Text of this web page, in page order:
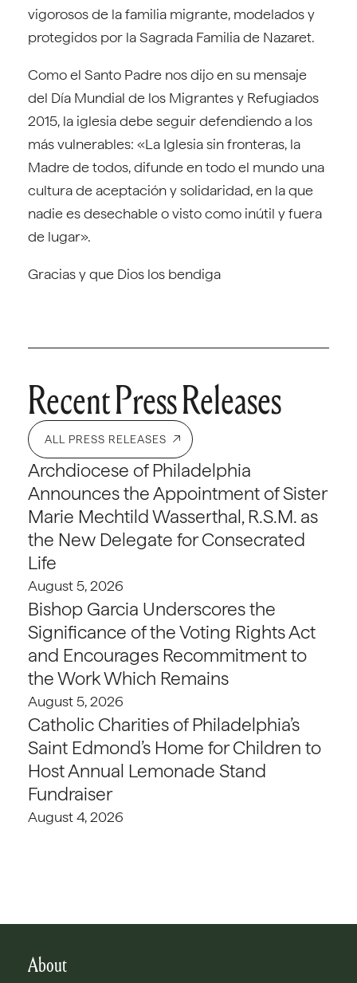
vigorosos de la familia migrante, modelados y
protegidos por la Sagrada Familia de Nazaret.
Como el Santo Padre nos dijo en su mensaje
del Día Mundial de los Migrantes y Refugiados
2015, la iglesia debe seguir defendiendo a los
más vulnerables: «La Iglesia sin fronteras, la
Madre de todos, difunde en todo el mundo una
cultura de aceptación y solidaridad, en la que
nadie es desechable o visto como inútil y fuera
de lugar».
Gracias y que Dios los bendiga
Recent Press Releases
ALL PRESS RELEASES
Archdiocese of Philadelphia
Announces the Appointment of Sister
Marie Mechtild Wasserthal, R.S.M. as
the New Delegate for Consecrated
Life
August 5, 2026
Bishop Garcia Underscores the
Significance of the Voting Rights Act
and Encourages Recommitment to
the Work Which Remains
August 5, 2026
Catholic Charities of Philadelphia’s
Saint Edmond’s Home for Children to
Host Annual Lemonade Stand
Fundraiser
August 4, 2026
About